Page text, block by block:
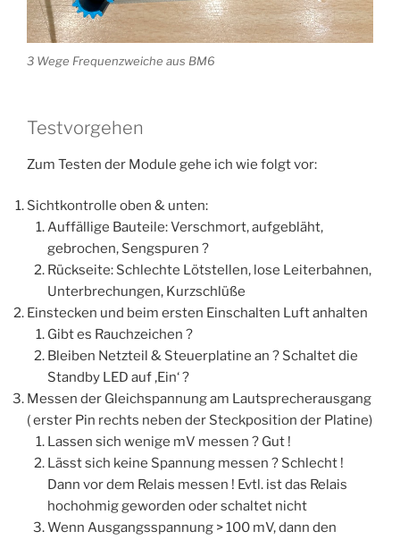
3 Wege Frequenzweiche aus BM6
Testvorgehen
Zum Testen der Module gehe ich wie folgt vor:
Sichtkontrolle oben & unten:
Auffällige Bauteile: Verschmort, aufgebläht,
gebrochen, Sengspuren ?
Rückseite: Schlechte Lötstellen, lose Leiterbahnen,
Unterbrechungen, Kurzschlüße
Einstecken und beim ersten Einschalten Luft anhalten
Gibt es Rauchzeichen ?
Bleiben Netzteil & Steuerplatine an ? Schaltet die
Standby LED auf ‚Ein‘ ?
Messen der Gleichspannung am Lautsprecherausgang
( erster Pin rechts neben der Steckposition der Platine)
Lassen sich wenige mV messen ? Gut !
Lässt sich keine Spannung messen ? Schlecht !
Dann vor dem Relais messen ! Evtl. ist das Relais
hochohmig geworden oder schaltet nicht
Wenn Ausgangsspannung > 100 mV, dann den